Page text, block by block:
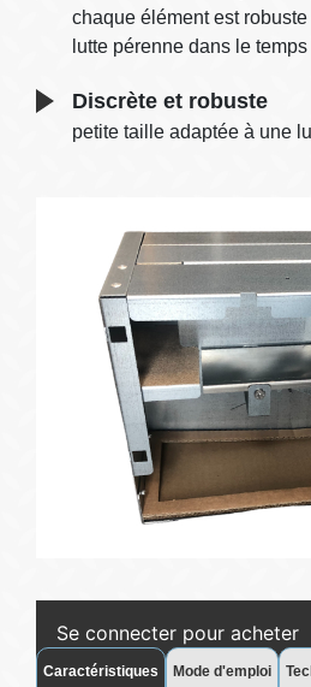
chaque élément est
lutte pérenne dans le temps
Discrète et robuste
petite taille adaptée à une
Se connecter pour acheter
Caractéristiques Mode d'emploi